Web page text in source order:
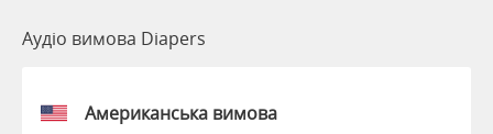
Аудіо вимова Diapers
Американська вимова